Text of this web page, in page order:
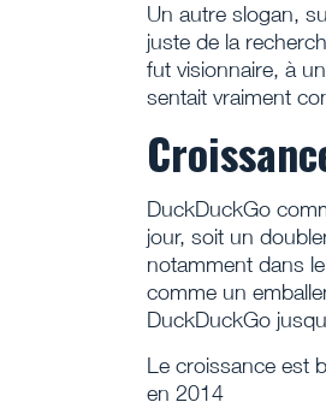
Un autre slogan,
juste de la
fut visionnaire, à
sentait vraiment
DuckDuckGo
jour, soit un
notamment dans
comme un
DuckDuckGo
Le croissance est
en 2014